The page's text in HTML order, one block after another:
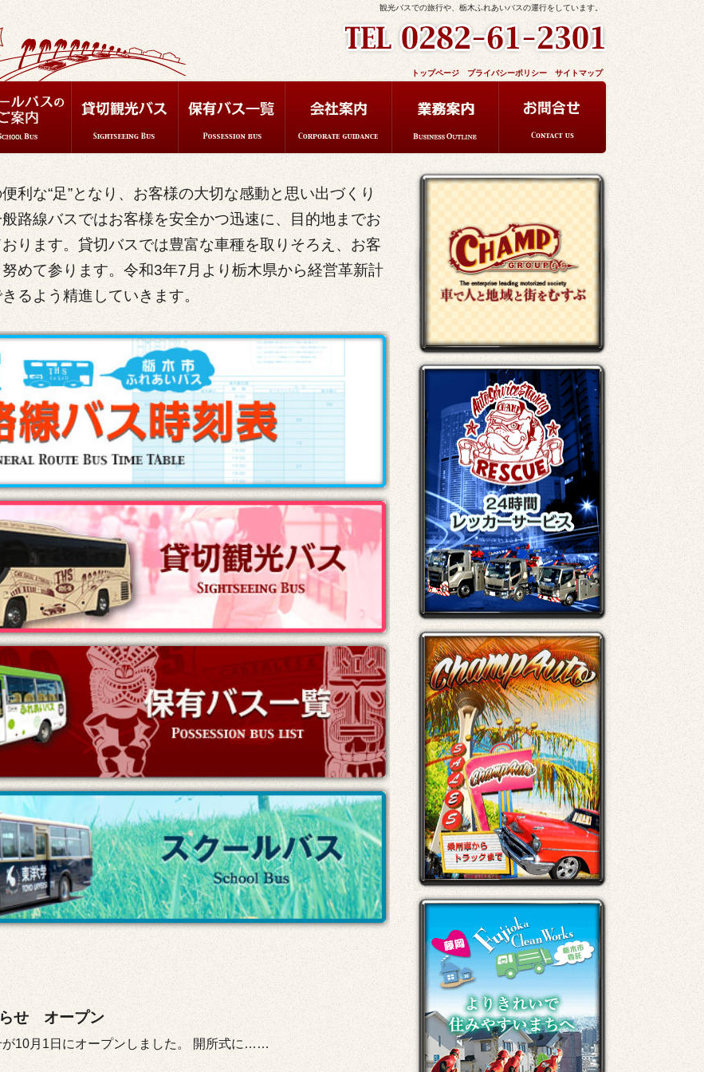
観光バスでの旅行や、栃木ふれあいバスの運行をしています。
サイトマップ
プライバシーポリシー
トップページ
利な“足”となり、お客様の大切な感動と思い出づくり
路線バスではお客様を安全かつ迅速に、目的地までお
ります。貸切バスでは豊富な車種を取りそろえ、お客
めて参ります。令和3年7月より栃木県から経営革新計
るよう精進していきます。
らせ オープン
が10月1日にオープンしました。 開所式に……